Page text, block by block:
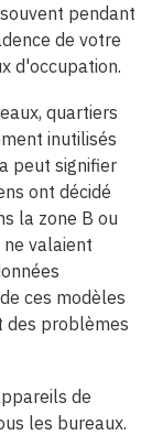
pendant
de votre
d'occupation.
quartiers
inutilisés
peut signifier
ont décidé
la zone B ou
valaient
ces modèles
des problèmes
de
les bureaux.